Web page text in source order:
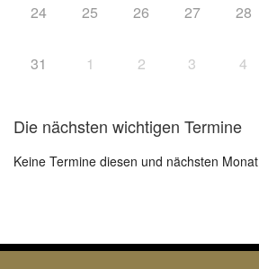
24 25 26 27 28
31 1 2 3 4
Die nächsten wichtigen Termine
Keine Termine diesen und nächsten Monat